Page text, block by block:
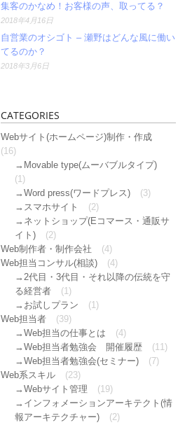
集客のかなめ！お客様の声、取ってる？
2018年4月16日
自営業のオシゴト – 瀬野はどんな風に働い
てるのか？
2018年3月6日
CATEGORIES
Webサイト(ホームページ)制作・作成
(16)
Movable type(ムーバブルタイプ)
(1)
Word press(ワードプレス)
(3)
スマホサイト
(2)
ネットショップ(Eコマース・通販サ
イト)
(2)
Web制作者・制作会社
(4)
Web担当コンサル(相談)
(4)
2代目・3代目・それ以降の伝統を守
る経営者
(1)
お試しプラン
(1)
Web担当者
(39)
Web担当の仕事とは
(4)
Web担当者勉強会 開催履歴
(11)
Web担当者勉強会(セミナー)
(7)
Web系スキル
(23)
Webサイト管理
(19)
インフォメーションアーキテクト(情
報アーキテクチャー)
(2)